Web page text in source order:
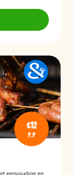
€12
P.P